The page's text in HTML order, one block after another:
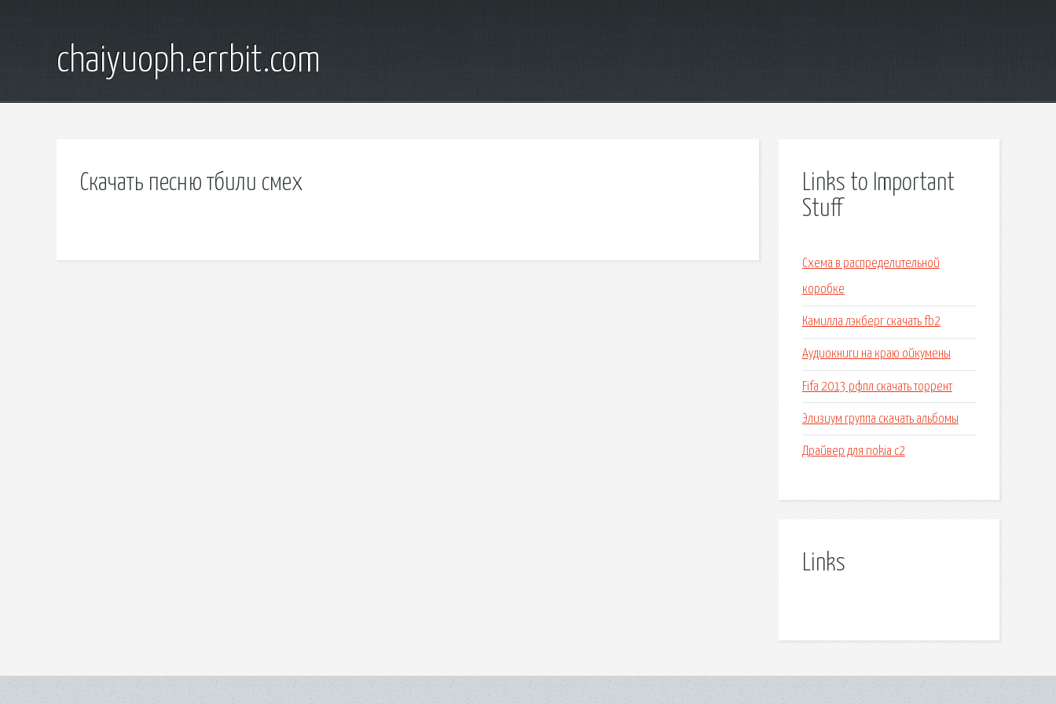
chaiyuoph.errbit.com
Скачать песню тбили смех
Links to Important
Stuff
Схема в распределительной
коробке
Камилла лэкберг скачать fb2
Аудиокниги на краю ойкумены
Fifa 2013 рфпл скачать торрент
Элизиум группа скачать альбомы
Драйвер для nokia c2
Links